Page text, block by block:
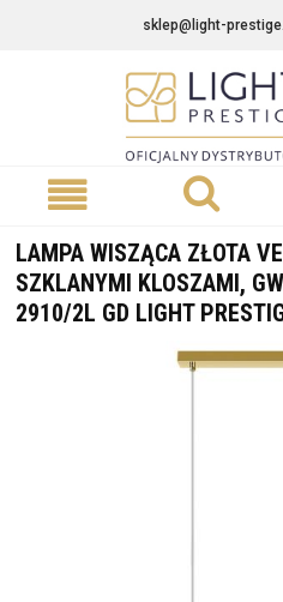
sklep@light-
LAMPA WISZĄCA ZŁOTA
SZKLANYMI KLOSZAMI,
2910/2L GD LIGHT